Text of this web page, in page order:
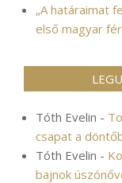
„A határaimat
első magyar
Tóth Evelin -
csapat a
Tóth Evelin -
bajnok